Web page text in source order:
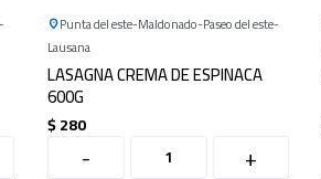
Punta del este Maldonado Paseo del este
Lausana
LASAGNA CREMA DE ESPINACA
600G
$280
- +